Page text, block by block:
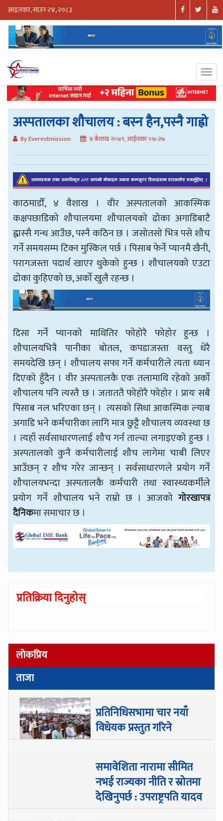
आइतवार, साउन २४, २०८३
अस्पतालका शौचालय : बस्न हैन,पस्नै गाह्रो
By Everestmission ४ बैशाख २०७९, आईतवार ०७:२७
काठमाडौँ, ४ वैशाख । वीर अस्पतालको आकस्मिक
कक्षपछाडिको शौचालयमा शौचालयको ढोका अगाडिबाटै
ह्वास्सै गन्ध आउँछ, पस्नै कठिन छ । जसोतसो भित्र पसे शौच
गर्ने समयसम्म टिक्न मुस्किल पर्छ । पिसाब फेर्ने प्यानमै खैनी,
परागजस्ता पदार्थ खाएर थुकेको हुन्छ । शौचालयको एउटा
ढोका कुहिएको छ, अर्को खुलै रहन्छ ।
दिसा गर्ने प्यानको माथितिर फोहोरै फोहोर हुन्छ ।
शौचालयभित्रै पानीका बोतल, कपडाजस्ता वस्तु धेरै
समयदेखि छन् । शौचालय सफा गर्ने कर्मचारीले त्यता ध्यान
दिएको हुँदैन । वीर अस्पतालकै एक तलामाथि रहेको अर्को
शौचालय पनि त्यस्तै छ । जताततै फोहोरै फोहोर । प्रायः सबै
पिसाब नल भरिएका छन् । त्यसको सिधा आकस्मिक ल्याब
अगाडि भने कर्मचारीका लागि मात्र छुट्टै शौचालय व्यवस्था छ
। त्यहाँ सर्वसाधारणलाई शौच गर्न ताल्चा लगाइएको हुन्छ ।
अस्पतालको कुनै कर्मचारीलाई शौच लागेमा चाबी लिएर
आउँछन् र शौच गरेर जान्छन् । सर्वसाधारणले प्रयोग गर्ने
शौचालयभन्दा अस्पतालकै कर्मचारी तथा स्वास्थ्यकर्मीले
प्रयोग गर्ने शौचालय भने राम्रो छ । आजको गोरखापत्र
दैनिकमा समाचार छ ।
प्रतिक्रिया दिनुहोस्
लोकप्रिय
ताजा
प्रतिनिधिसभामा चार नयाँ
विधेयक प्रस्तुत गरिने
समावेशिता नारामा सीमित
नभई राज्यका नीति र स्रोतमा
देखिनुपर्छ : उपराष्ट्रपति यादव